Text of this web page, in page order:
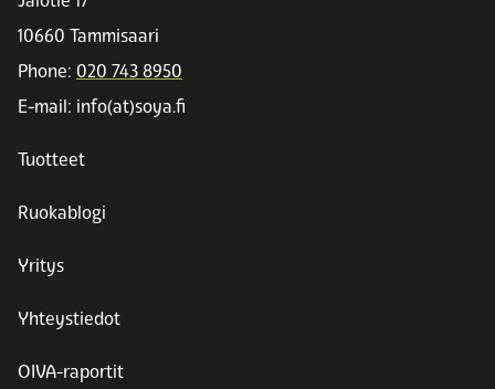
10660 Tammisaari
Phone: 020 743 8950
E-mail: info(at)soya.fi
Tuotteet
Ruokablogi
Yritys
Yhteystiedot
OIVA-raportit